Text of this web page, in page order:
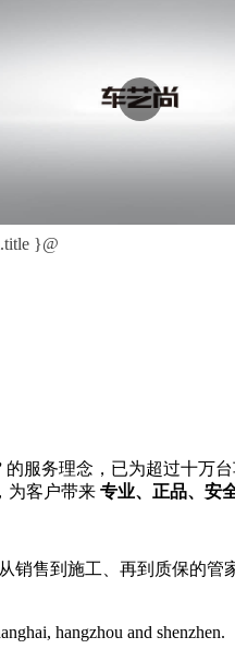
}@
的服务理念，已为超过十万
为客户带来 专业、正品、安
售到施工、再到质保的
hangzhou and shenzhen.